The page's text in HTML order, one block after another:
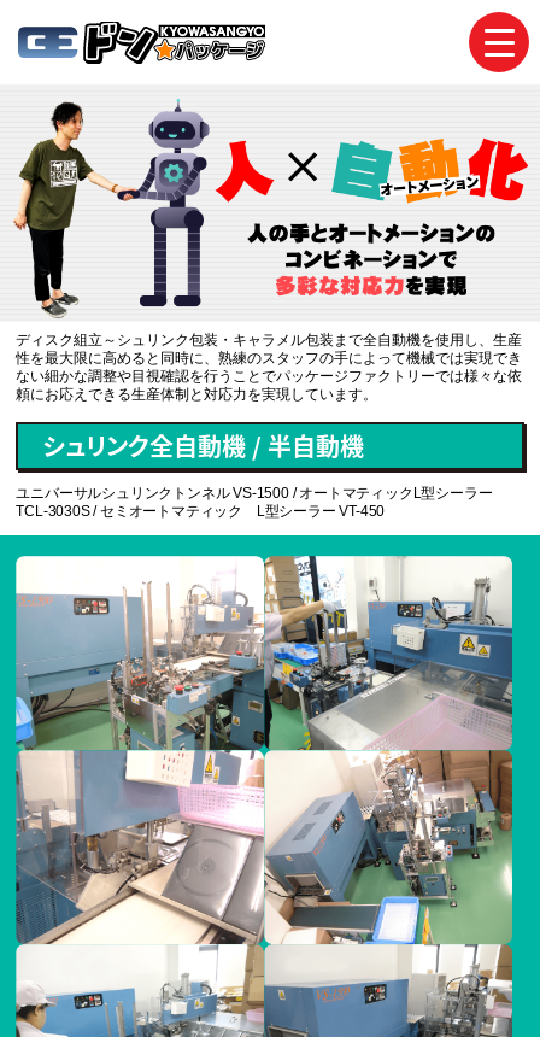
ディスク組立～シュリンク包装・キャラメル包装まで全自動機を使用し、生産
性を最大限に高めると同時に、熟練のスタッフの手によって機械では実現でき
ない細かな調整や目視確認を行うことでパッケージファクトリーでは様々な依
頼にお応えできる生産体制と対応力を実現しています。
シュリンク全自動機 / 半自動機
ユニバーサルシュリンクトンネル VS-1500 / オートマティックL型シーラー
TCL-3030S / セミオートマティック L型シーラー VT-450